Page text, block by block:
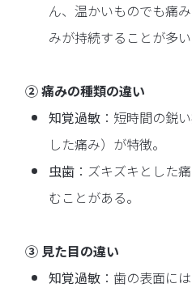
ん、温かいものでも痛
みが持続することが多い
② 痛みの種類の違い
知覚過敏：短時間の鋭
した痛み）が特徴。
虫歯：ズキズキとした
むことがある。
③ 見た目の違い
知覚過敏：歯の表面に